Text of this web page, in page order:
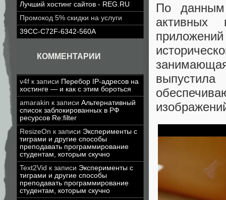
Лучший хостинг сайтов - REG.RU
Промокод 5% скидки на услуги
39CC-C72F-6342-560A
КОММЕНТАРИИ
v4f к записи Перебор IP-адресов на
хостинге — и как с этим бороться
amarakin к записи Альтернативный
список заблокированных в РФ
ресурсов Re:filter
ResizeOn к записи Эксперименты с
тиграми и другие способы
преподавать программирование
студентам, которым скучно
Text2Vid к записи Эксперименты с
тиграми и другие способы
преподавать программирование
студентам, которым скучно
По данным
активных